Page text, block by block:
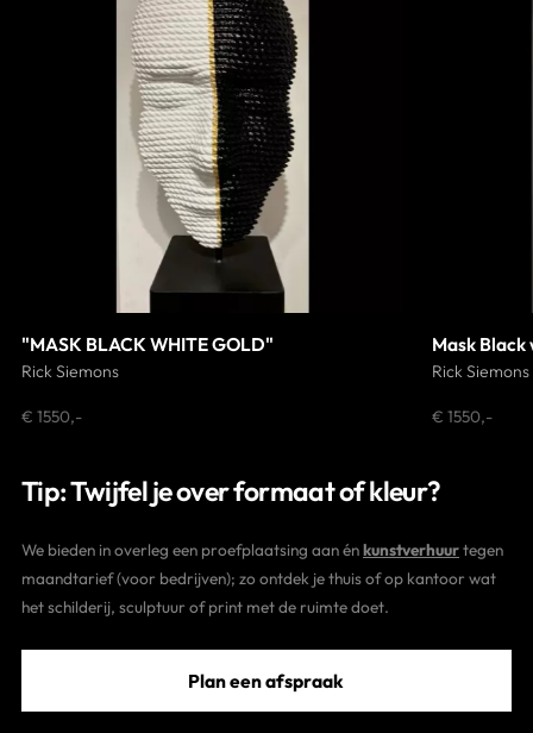
"MASK BLACK WHITE GOLD"
Rick Siemons
€ 1550,-
Mask
Rick Siemons
€ 1550,-
Tip: Twijfel je over formaat of kleur?
We bieden in overleg een proefplaatsing aan énkunstverhuurtegen
maandtarief (voor bedrijven); zo ontdek je thuis of op kantoor wat
het schilderij, sculptuur of print met de ruimte doet.
Plan een afspraak